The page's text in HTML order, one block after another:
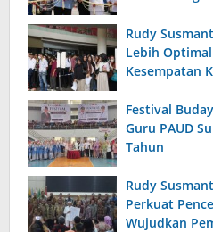
Rudy
Lebih
Kesempatan
Festival
Guru PAUD
Tahun
Rudy
Perkuat
Wujudkan